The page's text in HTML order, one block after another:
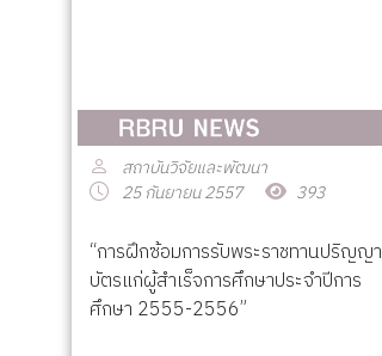
สถาบันวิจัยและพัฒนา
25 กันยายน 2557
393
“การฝึกซ้อมการรับพระราชทานปริญญา
บัตรแก่ผู้สำเร็จการศึกษาประจำปีการ
ศึกษา 2555-2556”